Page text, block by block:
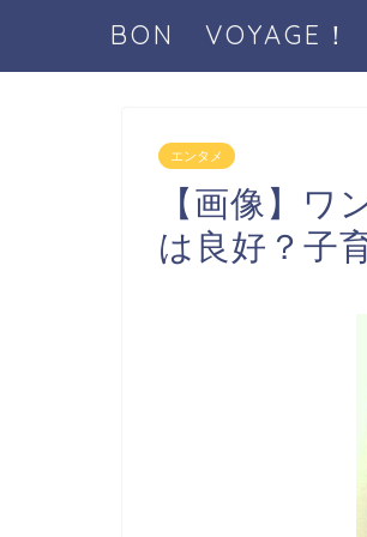
BON VOYAGE！
エンタメ
【画像】ワ
は良好？子